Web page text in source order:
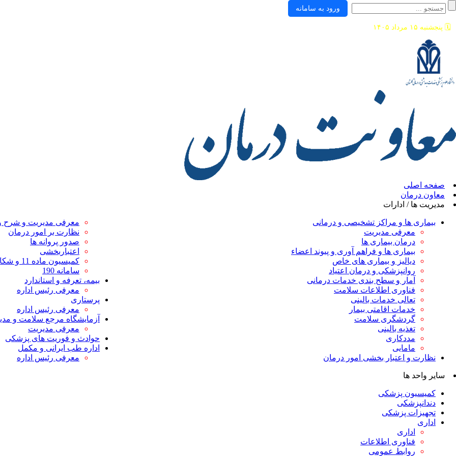
ورود به سامانه
🗓️ پنجشنبه ۱۵ مرداد ۱۴۰۵
صفحه اصلی
معاون درمان
مدیریت ها / ادارات
بیماری ها و مراکز تشخیصی و درمانی
معرفی مدیریت
درمان بیماری ها
بیماری ها و فراهم آوری و پیوند اعضاء
دیالیز و بیماری های خاص
روانپزشکی و درمان اعتیاد
آمار و سطح بندی خدمات درمانی
فناوری اطلاعات سلامت
تعالی خدمات بالینی
خدمات اقامتی بیمار
گردشگری سلامت
تغذیه بالینی
مددکاری
مامایی
نظارت و اعتبار بخشی امور درمان
معرفی مدیریت و شرح
نظارت بر امور درمان
صدور پروانه ها
اعتباربخشی
کمیسیون ماده 11 و شکایات
سامانه 190
بیمه، تعرفه و استاندارد
معرفی رئیس اداره
پرستاری
معرفی رئیس اداره
آزمایشگاه مرجع سلامت و
معرفی مدیریت
حوادث و فوریت های پزشکی
اداره طب ایرانی و مکمل
معرفی رئیس اداره
سایر واحد ها
کمیسیون پزشکی
دندانپزشکی
تجهیزات پزشکی
اداری
اداری
فناوری اطلاعات
روابط عمومی